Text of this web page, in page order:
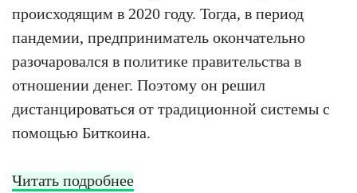
происходящим в 2020 году. Тогда, в период
пандемии, предприниматель окончательно
разочаровался в политике правительства в
отношении денег. Поэтому он решил
дистанцироваться от традиционной системы с
помощью Биткоина.
Читать подробнее